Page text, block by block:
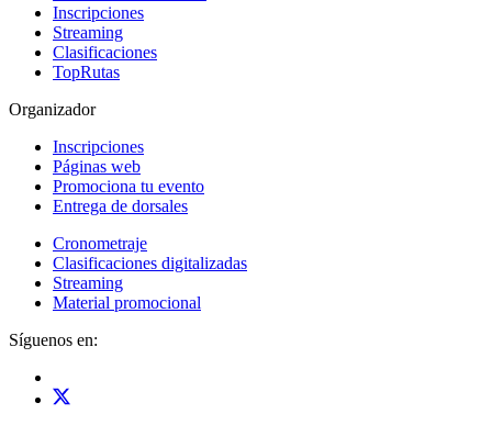
Inscripciones
Streaming
Clasificaciones
TopRutas
Organizador
Inscripciones
Páginas web
Promociona tu evento
Entrega de dorsales
Cronometraje
Clasificaciones digitalizadas
Streaming
Material promocional
Síguenos en: